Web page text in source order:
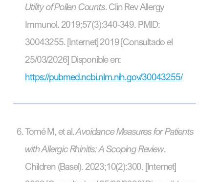
Utility of Pollen Counts. Clin Rev Allergy
Immunol. 2019;57(3):340-349. PMID:
30043255. [Internet] 2019 [Consultado el
25/03/2026] Disponible en:
https://pubmed.ncbi.nlm.nih.gov/30043255/
Tomé M, et al.Avoidance Measures for Patients
with Allergic Rhinitis: A Scoping Review.
Children (Basel). 2023;10(2):300. [Internet]